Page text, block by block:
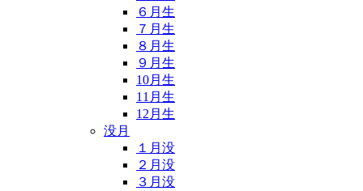
６月生
７月生
８月生
９月生
10月生
11月生
12月生
没月
１月没
２月没
３月没